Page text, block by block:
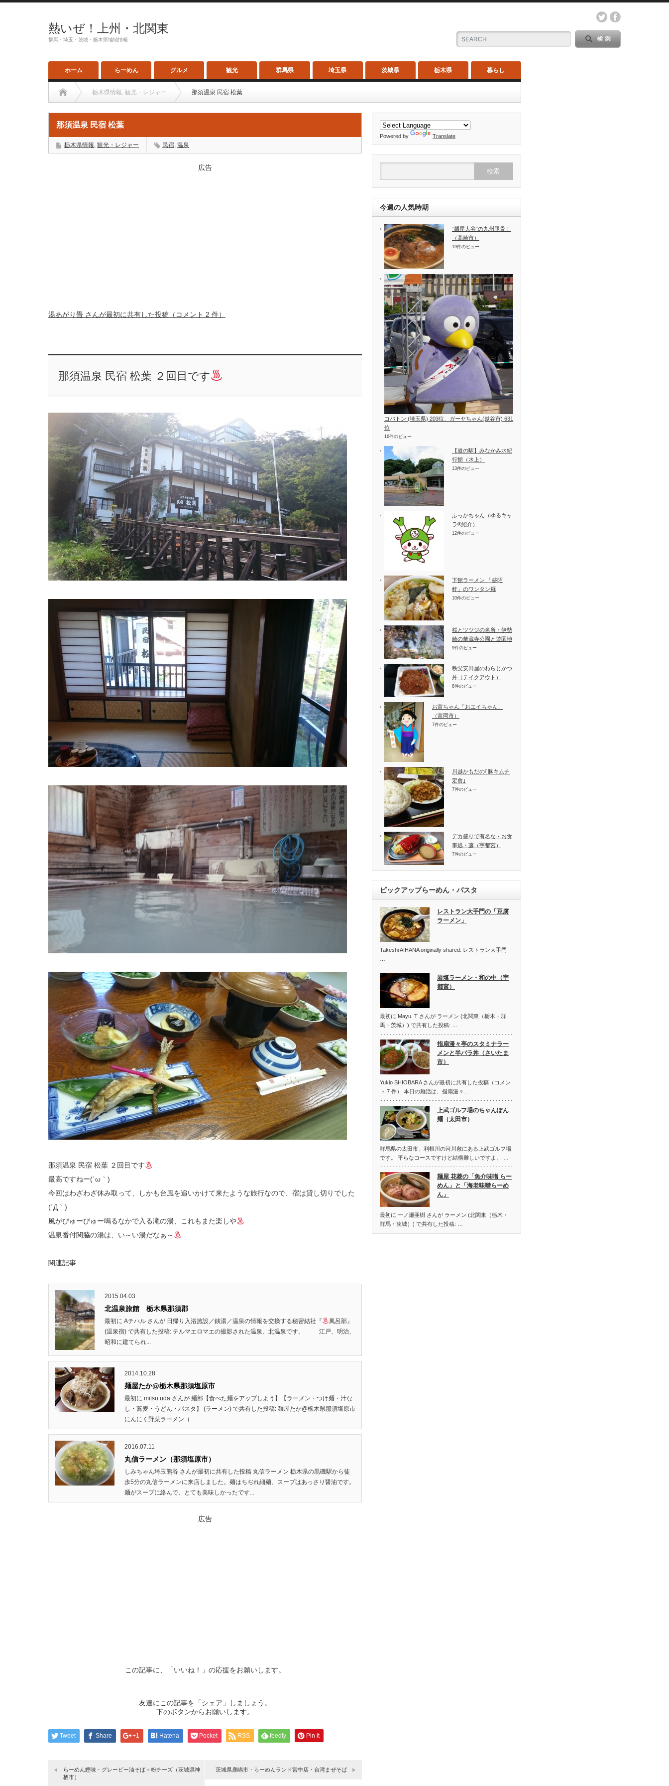
熱いぜ！上州・北関東
群馬・埼玉・茨城・栃木県地域情報
ホーム らーめん グルメ 観光 群馬県 埼玉県 茨城県 栃木県 暮らし
栃木県情報, 観光・レジャー 那須温泉 民宿 松葉
那須温泉 民宿 松葉
栃木県情報, 観光・レジャー 民宿, 温泉
広告
湯あがり畳 さんが最初に共有した投稿（コメント 2 件）
那須温泉 民宿 松葉 ２回目です
那須温泉 民宿 松葉 ２回目です
最高ですねー(´ω｀)
今回はわざわざ休み取って、しかも台風を追いかけて来たような旅行なので、宿は貸し切りでした
(´Д｀)
風がびゅーびゅー鳴るなかで入る滝の湯、これもまた楽しや
温泉番付関脇の湯は、い～い湯だなぁ～
関連記事
2015.04.03
北温泉旅館 栃木県那須郡
最初に Aチハル さんが 日帰り入浴施設／銭湯／温泉の情報を交換する秘密結社『
風呂部』
(温泉宿) で共有した投稿: テルマエロマエの撮影された温泉、北温泉です。 江戸、明治、
昭和に建てられ...
2014.10.28
麺屋たか@栃木県那須塩原市
最初に mitsu uda さんが 麺部【食べた麺をアップしよう】【ラーメン・つけ麺・汁な
し・蕎麦・うどん・パスタ】 (ラーメン) で共有した投稿: 麺屋たか@栃木県那須塩原市
にんにく野菜ラーメン（...
2016.07.11
丸信ラーメン（那須塩原市）
しみちゃん埼玉熊谷 さんが最初に共有した投稿 丸信ラーメン 栃木県の黒磯駅から徒
歩5分の丸信ラーメンに来店しました。麺はちぢれ細麺、スープはあっさり醤油です。
麺がスープに絡んで、とても美味しかったです...
広告
この記事に、「いいね！」の応援をお願いします。
友達にこの記事を「シェア」しましょう。
下のボタンからお願いします。
Tweet Share +1 Hatena Pocket RSS feedly Pin it
らーめん鰹味・グレービー油そば＋粉チーズ（茨城県神
栖市）
茨城県鹿嶋市・らーめんランド宮中店・台湾まぜそば
Powered by Translate
今週の人気時期
“麺屋大谷”の九州豚骨！
（高崎市）
19件のビュー
コバトン (埼玉県) 203位、ガーヤちゃん(越谷市) 631
位
16件のビュー
【道の駅】みなかみ水紀
行館（水上）
13件のビュー
ふっかちゃん（ゆるキャ
ラ®紹介）
12件のビュー
下館ラーメン 「盛昭
軒」のワンタン麺
10件のビュー
桜とツツジの名所・伊勢
崎の華蔵寺公園と遊園地
9件のビュー
秩父安田屋のわらじかつ
丼（テイクアウト）
8件のビュー
お富ちゃん「おエイちゃん」
（富岡市）
7件のビュー
川越かもだの｢豚キムチ
定食｣
7件のビュー
デカ盛りで有名な・お食
事処・藤（宇都宮）
7件のビュー
ピックアップらーめん・パスタ
レストラン大手門の「豆腐
ラーメン」
Takeshi AIHANA originally shared: レストラン大手門
…
岩塩ラーメン・和の中（宇
都宮）
最初に Mayu. T さんが ラーメン (北関東（栃木・群
馬・茨城）) で共有した投稿: …
指扇漫々亭のスタミナラー
メンと半バラ丼（さいたま
市）
Yukio SHIOBARA さんが最初に共有した投稿（コメン
ト 7 件） 本日の麺活は、指扇漫々…
上武ゴルフ場のちゃんぽん
麺（太田市）
群馬県の太田市、利根川の河川敷にある上武ゴルフ場
です。 平らなコースですけど結構難しいですよ。 …
麺屋 花菱の「魚介味噌 らー
めん」と「海老味噌らーめ
ん」
最初に 一ノ瀬亜樹 さんが ラーメン (北関東（栃木・
群馬・茨城）) で共有した投稿: …